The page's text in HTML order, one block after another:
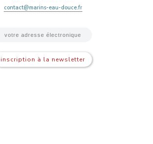
contact@marins-eau-douce.fr
inscription à la newsletter